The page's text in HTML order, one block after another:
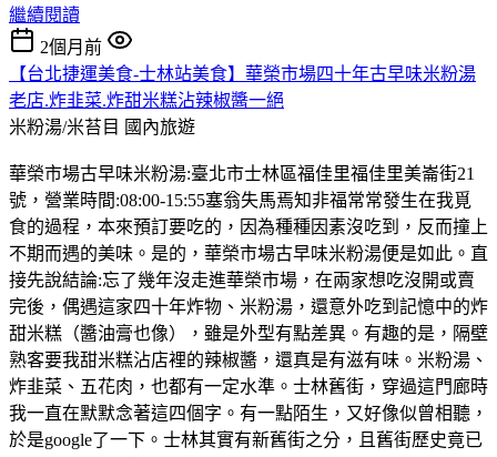
繼續閱讀
2個月前
【台北捷運美食-士林站美食】華榮市場四十年古早味米粉湯
老店.炸韭菜.炸甜米糕沾辣椒醬一絕
米粉湯/米苔目 國內旅遊
華榮市場古早味米粉湯:臺北市士林區福佳里福佳里美崙街21
號，營業時間:08:00-15:55塞翁失馬焉知非福常常發生在我覓
食的過程，本來預訂要吃的，因為種種因素沒吃到，反而撞上
不期而遇的美味。是的，華榮市場古早味米粉湯便是如此。直
接先說結論:忘了幾年沒走進華榮市場，在兩家想吃沒開或賣
完後，偶遇這家四十年炸物、米粉湯，還意外吃到記憶中的炸
甜米糕（醬油膏也像），雖是外型有點差異。有趣的是，隔壁
熟客要我甜米糕沾店裡的辣椒醬，還真是有滋有味。米粉湯、
炸韭菜、五花肉，也都有一定水準。士林舊街，穿過這門廊時
我一直在默默念著這四個字。有一點陌生，又好像似曾相聽，
於是google了一下。士林其實有新舊街之分，且舊街歷史竟已